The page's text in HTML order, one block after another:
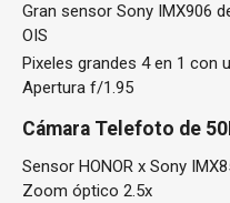
Gran sensor Sony IMX906
OIS
Pixeles grandes 4 en 1 con
Apertura f/1.95
Cámara Telefoto de
Sensor HONOR x Sony
Zoom óptico 2.5x